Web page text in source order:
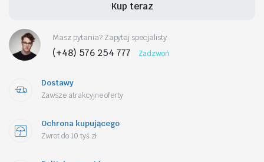
cm,
słoje
drewna,
brąz
ilość
Kup teraz
Masz pytania? Zapytaj specjalisty
(+48) 576 254 777 Zadzwoń
Dostawy
Zawsze atrakcyjne oferty
Ochrona kupującego
Zwrot do 10 tyś zł